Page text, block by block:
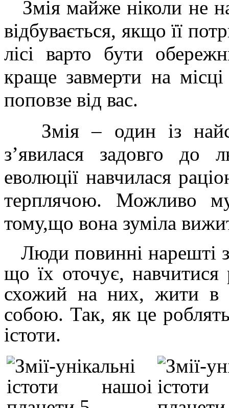
Змія майже ніколи не
відбувається, якщо її
лісі варто бути
краще завмерти на
поповзе від вас.
Змія – один із
з’явилася задовго до
еволюції навчилася
терплячою. Можливо
тому,що вона зуміла
Люди повинні нарешті
що їх оточує,
схожий на них, жити в
собою. Так, як це роблять
істоти.